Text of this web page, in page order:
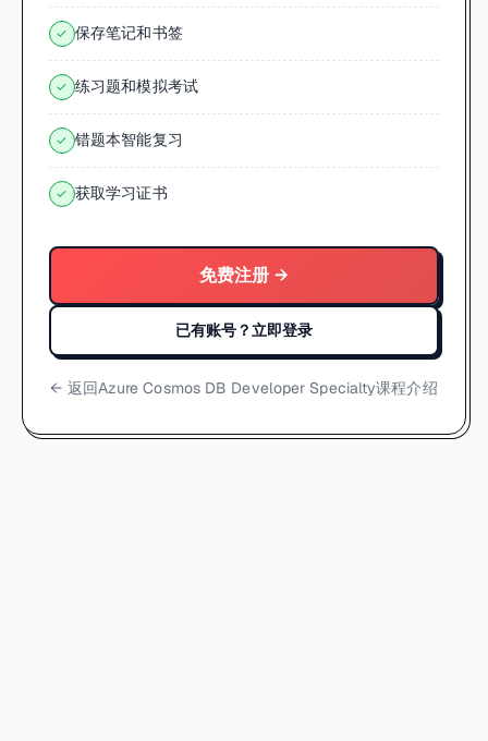
✓ 保存笔记和书签
✓ 练习题和模拟考试
✓ 错题本智能复习
✓ 获取学习证书
免费注册 →
已有账号？立即登录
← 返回Azure Cosmos DB Developer Specialty课程介绍